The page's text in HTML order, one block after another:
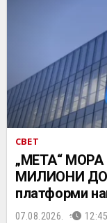
СВЕТ
„МЕТА“
МИЛИОНИ
платформи
07.08.2026. 12:45